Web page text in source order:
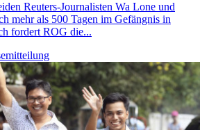
Reuters-Journalisten Wa Lone und
mehr als 500 Tagen im Gefängnis in
fordert ROG die...